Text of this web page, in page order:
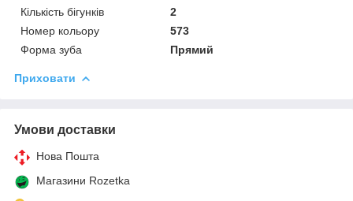
Кількість бігунків
2
Номер кольору
573
Форма зуба
Прямий
Приховати
Умови доставки
Нова Пошта
Магазини Rozetka